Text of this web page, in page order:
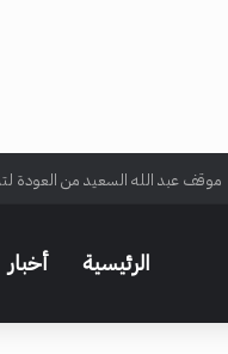
موقف عبد الله السعيد من العودة
الرئيسية أخبار